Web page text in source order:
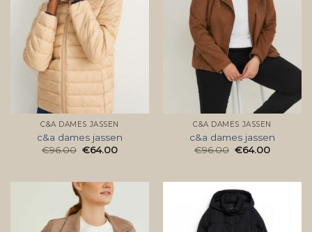
C&A DAMES JASSEN
c&a dames jassen
€96.00 €64.00
C&A DAMES JASSEN
c&a dames jassen
€96.00 €64.00